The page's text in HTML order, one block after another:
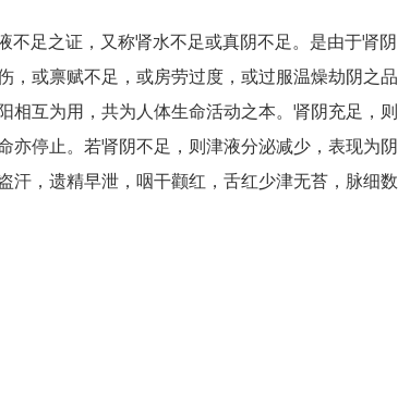
足之证，又称肾水不足或真阴不足。是由于肾阴
或禀赋不足，或房劳过度，或过服温燥劫阴之品
相互为用，共为人体生命活动之本。肾阴充足，则
停止。若肾阴不足，则津液分泌减少，表现为阴
汗，遗精早泄，咽干颧红，舌红少津无苔，脉细数